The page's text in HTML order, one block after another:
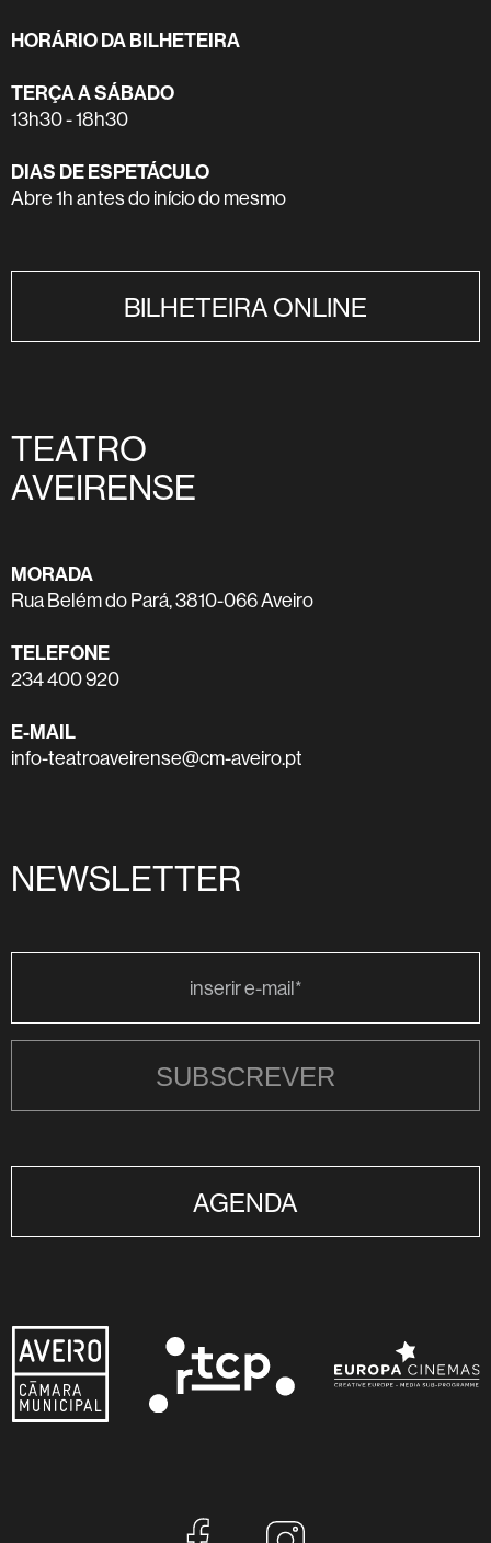
HORÁRIO DA BILHETEIRA
TERÇA A SÁBADO
13h30 - 18h30
DIAS DE ESPETÁCULO
Abre 1h antes do início do mesmo
BILHETEIRA ONLINE
TEATRO
AVEIRENSE
MORADA
Rua Belém do Pará, 3810-066 Aveiro
TELEFONE
234 400 920
E-MAIL
info-teatroaveirense@cm-aveiro.pt
NEWSLETTER
SUBSCREVER
AGENDA